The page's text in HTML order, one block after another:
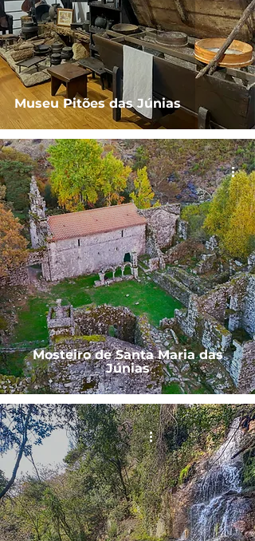
Museu Pitões das Júnias
Mosteiro de Santa Maria das
Júnias